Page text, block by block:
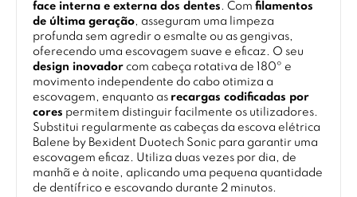
face interna e externa dos dentes. Com filamentos
de última geração, asseguram uma limpeza
profunda sem agredir o esmalte ou as gengivas,
oferecendo uma escovagem suave e eficaz. O seu
design inovador com cabeça rotativa de 180º e
movimento independente do cabo otimiza a
escovagem, enquanto as recargas codificadas por
cores permitem distinguir facilmente os utilizadores.
Substitui regularmente as cabeças da escova elétrica
Balene by Bexident Duotech Sonic para garantir uma
escovagem eficaz. Utiliza duas vezes por dia, de
manhã e à noite, aplicando uma pequena quantidade
de dentífrico e escovando durante 2 minutos.